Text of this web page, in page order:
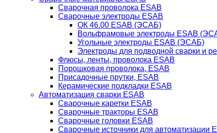
Сварочная проволока ESAB
Сварочные электроды ESAB
ОК 46.00 ESAB (ЭСАБ)
Вольфрамовые электроды ESAB
Угольные электроды ESAB (ЭСАБ)
Электроды для подводной сварки и
Флюсы, ленты, проволока ESAB
Порошковая проволока, ESAB
Присадочные прутки, ESAB
Керамические подкладки ESAB
Автоматизация сварки ESAB
Сварочные каретки ESAB
Сварочные тракторы ESAB
Сварочные головки ESAB
Сварочные источники для автоматизации